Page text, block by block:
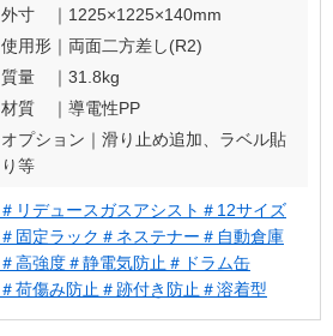
外寸 ｜ 1225×1225×140mm
使用形｜ 両面二方差し(R2)
質量 ｜ 31.8kg
材質 ｜ 導電性PP
オプション｜ 滑り止め追加、ラベル貼
り等
＃リデュースガスアシスト ＃12サイズ
＃固定ラック ＃ネステナー ＃自動倉庫
＃高強度＃静電気防止 ＃ドラム缶
＃荷傷み防止 ＃跡付き防止 ＃溶着型